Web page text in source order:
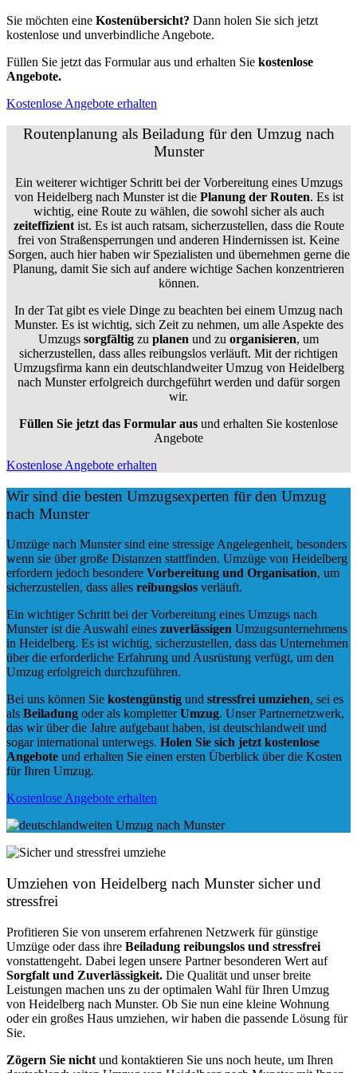
Sie möchten eine Kostenübersicht? Dann holen Sie sich jetzt
kostenlose und unverbindliche Angebote.
Füllen Sie jetzt das Formular aus und erhalten Sie kostenlose
Angebote.
Kostenlose Angebote erhalten
Routenplanung als Beiladung für den Umzug nach
Munster
Ein weiterer wichtiger Schritt bei der Vorbereitung eines Umzugs
von Heidelberg nach Munster ist diePlanung der Routen. Es ist
wichtig, eine Route zu wählen, die sowohl sicher als auch
zeiteffizientist. Es ist auch ratsam, sicherzustellen, dass die Route
frei von Straßensperrungen und anderen Hindernissen ist. Keine
Sorgen, auch hier haben wir Spezialisten und übernehmen gerne die
Planung, damit Sie sich auf andere wichtige Sachen konzentrieren
können.
In der Tat gibt es viele Dinge zu beachten bei einem Umzug nach
Munster. Es ist wichtig, sich Zeit zu nehmen, um alle Aspekte des
Umzugs sorgfältig zu planen und zu organisieren, um
sicherzustellen, dass alles reibungslos verläuft. Mit der richtigen
Umzugsfirma kann ein deutschlandweiter Umzug von Heidelberg
nach Munster erfolgreich durchgeführt werden und dafür sorgen
wir.
Füllen Sie jetzt das Formular aus und erhalten Sie kostenlose
Angebote
Kostenlose Angebote erhalten
Wir sind die besten Umzugsexperten für den Umzug
nach Munster
Umzüge nach Munster sind eine stressige Angelegenheit, besonders
wenn sie über große Distanzen stattfinden. Umzüge von Heidelberg
erfordern jedoch besondere Vorbereitung und Organisation, um
sicherzustellen, dass alles reibungslos verläuft.
Ein wichtiger Schritt bei der Vorbereitung eines Umzugs nach
Munster ist die Auswahl eines zuverlässigen Umzugsunternehmens
in Heidelberg. Es ist wichtig, sicherzustellen, dass das Unternehmen
über die erforderliche Erfahrung und Ausrüstung verfügt, um den
Umzug erfolgreich durchzuführen.
Bei uns können Sie kostengünstig und stressfrei umziehen, sei es
als Beiladung oder als kompletterUmzug. Unser Partnernetzwerk,
das wir über die Jahre aufgebaut haben, ist deutschlandweit und
sogar international unterwegs. Holen Sie sich jetzt kostenlose
Angebote und erhalten Sie einen ersten Überblick über die Kosten
für Ihren Umzug.
Kostenlose Angebote erhalten
Umziehen von Heidelberg nach Munstersicher und
stressfrei
Profitieren Sie von unserem erfahrenen Netzwerk für günstige
Umzüge oder dass ihre Beiladung reibungslos und stressfrei
vonstattengeht. Dabei legen unsere Partner besonderen Wert auf
Sorgfalt und Zuverlässigkeit. Die Qualität und unser breite
Leistungen machen uns zu der optimalen Wahl für Ihren Umzug
von Heidelberg nach Munster. Ob Sie nun eine kleine Wohnung
oder ein großes Haus umziehen, wir haben die passende Lösung für
Sie.
Zögern Sie nicht und kontaktieren Sie uns noch heute, um Ihren